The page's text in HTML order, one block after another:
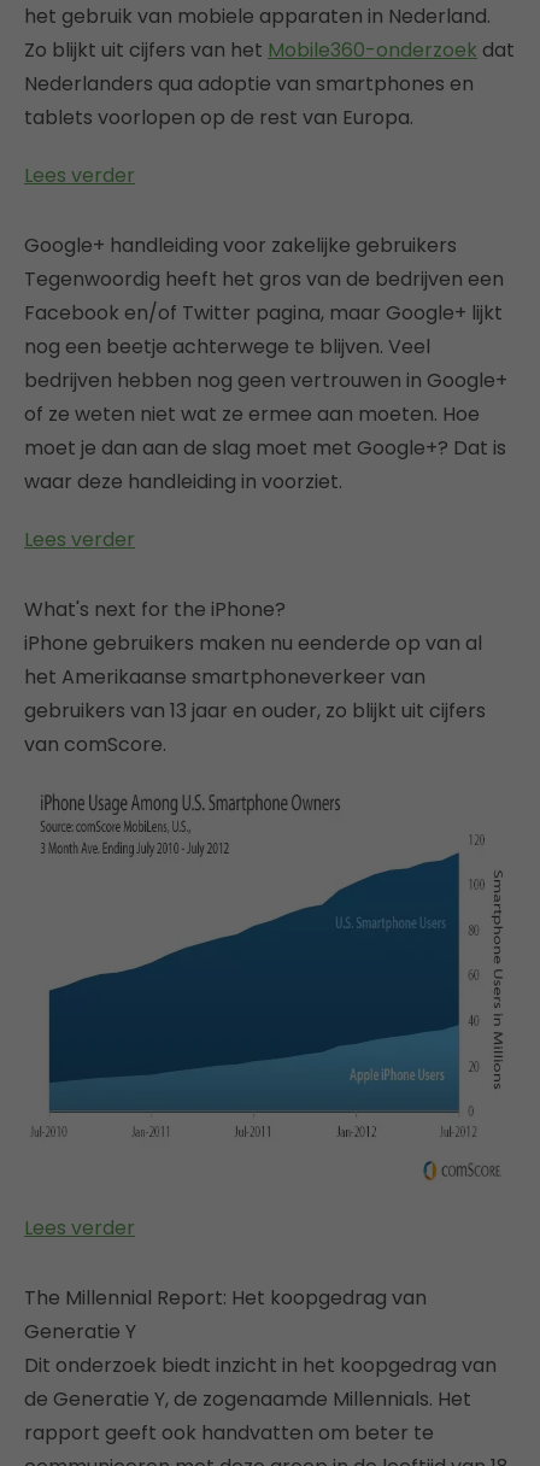
het gebruik van mobiele apparaten in Nederland.
Zo blijkt uit cijfers van het Mobile360-onderzoek dat
Nederlanders qua adoptie van smartphones en
tablets voorlopen op de rest van Europa.
Lees verder
Google+ handleiding voor zakelijke gebruikers
Tegenwoordig heeft het gros van de bedrijven een
Facebook en/of Twitter pagina, maar Google+ lijkt
nog een beetje achterwege te blijven. Veel
bedrijven hebben nog geen vertrouwen in Google+
of ze weten niet wat ze ermee aan moeten. Hoe
moet je dan aan de slag moet met Google+? Dat is
waar deze handleiding in voorziet.
Lees verder
What's next for the iPhone?
iPhone gebruikers maken nu eenderde op van al
het Amerikaanse smartphoneverkeer van
gebruikers van 13 jaar en ouder, zo blijkt uit cijfers
van comScore.
Lees verder
The Millennial Report: Het koopgedrag van
Generatie Y
Dit onderzoek biedt inzicht in het koopgedrag van
de Generatie Y, de zogenaamde Millennials. Het
rapport geeft ook handvatten om beter te